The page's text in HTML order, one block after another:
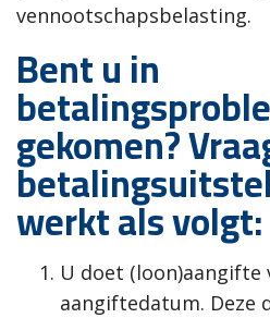
vennootschapsbelasting.
Bent u in
gekomen?
werkt als volgt:
U doet
aangiftedatum. Deze